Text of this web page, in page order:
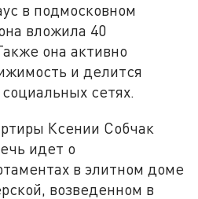
в подмосковном
вложила 40
она активно
и делится
сетях.
Ксении Собчак
идет о
в элитном доме
возведенном в